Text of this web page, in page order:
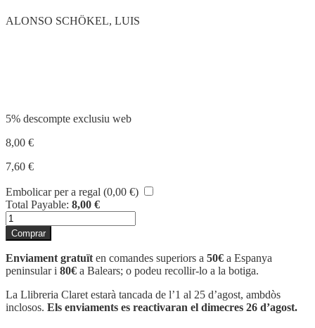
ALONSO SCHÖKEL, LUIS
5% descompte exclusiu web
8,00 €
7,60 €
Embolicar per a regal (0,00 €)
Total Payable: 8,00 €
quantitat
de
LA
BIBLIA
DE
NUESTRO
PUEBLO:
MI
Comprar
Enviament gratuït en comandes superiors a 50€ a Espanya
peninsular i 80€ a Balears; o podeu recollir-lo a la botiga.
La Llibreria Claret estarà tancada de l’1 al 25 d’agost, ambdòs
inclosos. Els enviaments es reactivaran el dimecres 26 d’agost.